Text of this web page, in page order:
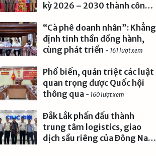
- 227 lượt xem
kỳ 2026 – 2030 thành công
“Cà phê doanh nhân”: Khẳng
định tinh thần đồng hành,
cùng phát triển - 161 lượt xem
Phổ biến, quán triệt các luật
quan trọng được Quốc hội
thông qua - 160 lượt xem
Đắk Lắk phấn đấu thành
trung tâm logistics, giao
dịch sầu riêng của Đông Nam